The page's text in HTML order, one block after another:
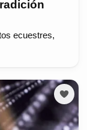
ecuestres,